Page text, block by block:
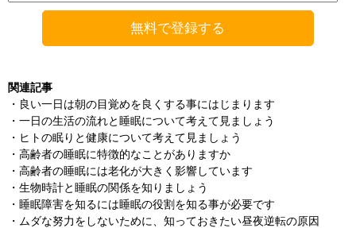
関連記事
・ 良い一日は朝の目覚めを良くする事にはじまります
・ 一日の生活の流れと睡眠について考えて見ましょう
・ ヒトの眠りと健康について考えて見ましょう
・ 高齢者の睡眠に特徴的なことがありますか
・ 高齢者の睡眠には老化が大きく影響しています
・ 生物時計と睡眠の関係を知りましょう
・ 睡眠障害を知るには睡眠の役割を知る事が必要です
・ ムダな努力をしないために、知っておきたい昼夜逆転の原因